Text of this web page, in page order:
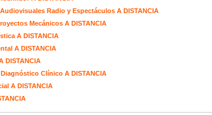
Radio y Espectáculos A DISTANCIA
Mecánicos A DISTANCIA
A DISTANCIA
A DISTANCIA
DISTANCIA
Clínico A DISTANCIA
A DISTANCIA